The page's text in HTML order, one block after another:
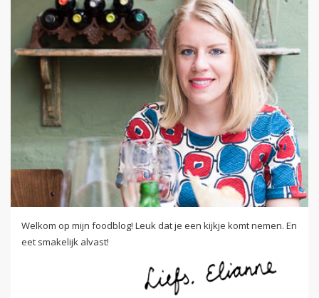
Welkom op mijn foodblog! Leuk dat je een kijkje komt nemen. En
eet smakelijk alvast!